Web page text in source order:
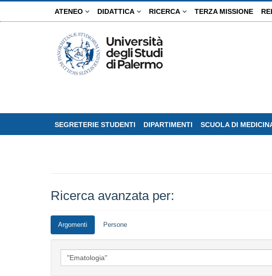
ATENEO DIDATTICA RICERCA TERZA MISSIONE
SEGRETERIE STUDENTI DIPARTIMENTI SCUOLA DI
Ricerca avanzata per:
Argomenti Persone